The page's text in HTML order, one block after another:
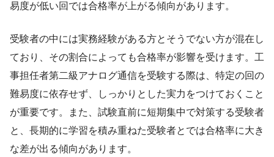
易度が低い回では合格率が上がる傾向があります。
受験者の中には実務経験がある方とそうでない方が混在し
ており、その割合によっても合格率が影響を受けます。工
事担任者第二級アナログ通信を受験する際は、特定の回の
難易度に依存せず、しっかりとした実力をつけておくこと
が重要です。また、試験直前に短期集中で対策する受験者
と、長期的に学習を積み重ねた受験者とでは合格率に大き
な差が出る傾向があります。